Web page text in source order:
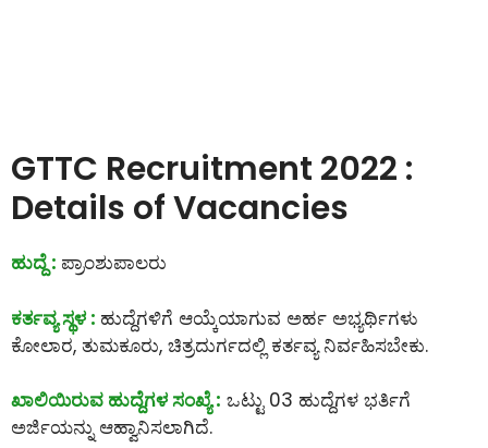
GTTC Recruitment 2022 :
Details of Vacancies
ಹುದ್ದೆ : ಪ್ರಾಂಶುಪಾಲರು
ಕರ್ತವ್ಯ ಸ್ಥಳ : ಹುದ್ದೆಗಳಿಗೆ ಆಯ್ಕೆಯಾಗುವ ಅರ್ಹ ಅಭ್ಯರ್ಥಿಗಳು
ಕೋಲಾರ, ತುಮಕೂರು, ಚಿತ್ರದುರ್ಗದಲ್ಲಿ ಕರ್ತವ್ಯ ನಿರ್ವಹಿಸಬೇಕು.
ಖಾಲಿಯಿರುವ ಹುದ್ದೆಗಳ ಸಂಖ್ಯೆ : ಒಟ್ಟು 03 ಹುದ್ದೆಗಳ ಭರ್ತಿಗೆ
ಅರ್ಜಿಯನ್ನು ಆಹ್ವಾನಿಸಲಾಗಿದೆ.